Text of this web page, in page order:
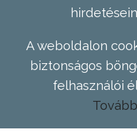
A weboldalon
biztonságos
felhasználói